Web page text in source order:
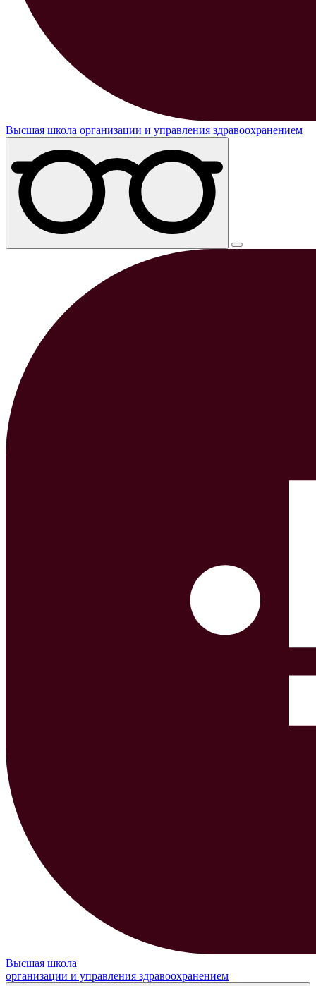
Высшая школа организации и управления здравоохранением
Высшая школа
организации и управления здравоохранением